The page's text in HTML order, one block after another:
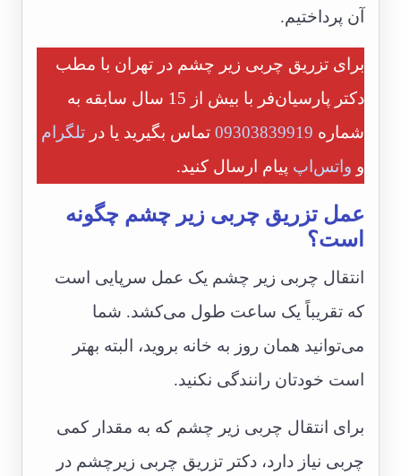
آن پرداختیم.
برای تزریق چربی زیر چشم در تهران با مطب
دکتر پارسیان‌فر با بیش از 15 سال سابقه به
شماره 09303839919 تماس بگیرید یا درتلگرام
و واتس‌اپ پیام ارسال کنید.
عمل تزریق چربی زیر چشم چگونه
است؟
انتقال چربی زیر چشم یک عمل سرپایی است
که تقریباً یک ساعت طول می‌کشد. شما
می‌توانید همان روز به خانه بروید، البته بهتر
است خودتان رانندگی نکنید.
برای انتقال چربی زیر چشم که به مقدار کمی
‌چربی نیاز دارد، دکتر تزریق چربی زیرچشم در